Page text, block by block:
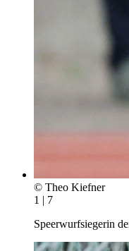
© Theo Kiefner
1 | 7
Speerwurfsiegerin